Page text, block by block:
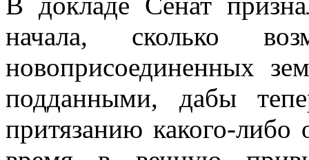
начала, сколько
новоприсоединенных
подданными, дабы
притязанию какого-либо